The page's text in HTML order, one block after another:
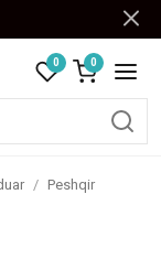
0 0
/ Peshqir